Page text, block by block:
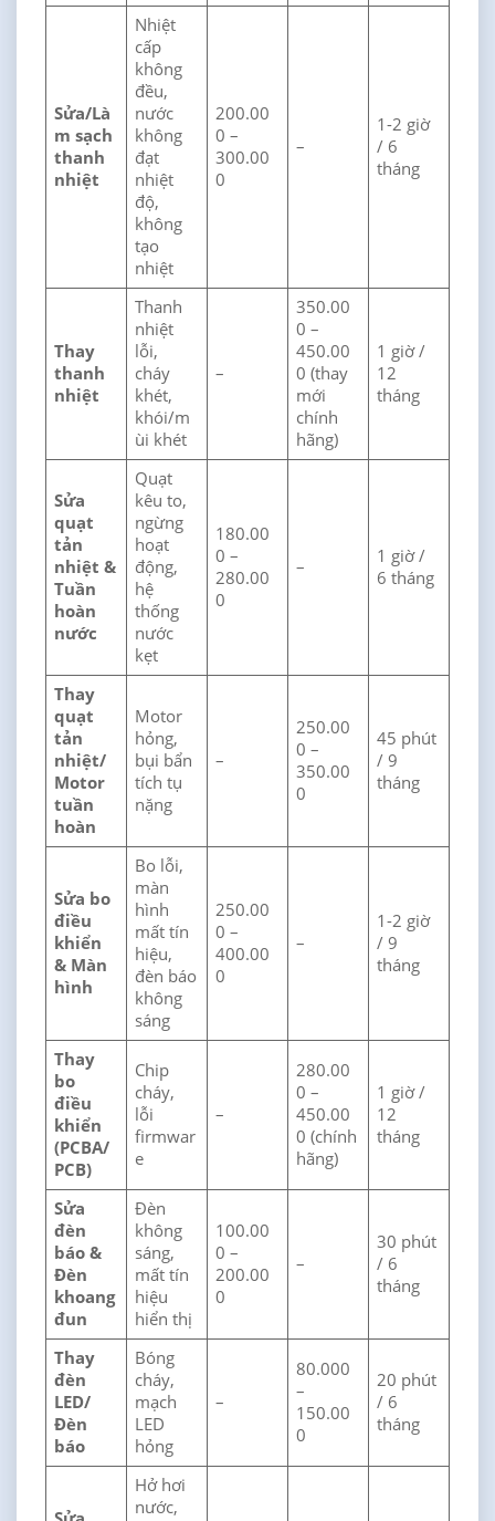
Sửa/Là
m sạch
thanh
nhiệt
Nhiệt
cấp
không
đều,
nước
không
đạt
nhiệt
độ,
không
tạo
nhiệt
200.00
0 –
300.00
0
–
1-2 giờ
/ 6
tháng
Thay
thanh
nhiệt
Thanh
nhiệt
lỗi,
cháy
khét,
khói/m
ùi khét
–
350.00
0 –
450.00
0 (thay
mới
chính
hãng)
1 giờ /
12
tháng
Sửa
quạt
tản
nhiệt &
Tuần
hoàn
nước
Quạt
kêu to,
ngừng
hoạt
động,
hệ
thống
nước
kẹt
180.00
0 –
280.00
0
–
1 giờ /
6 tháng
Thay
quạt
tản
nhiệt/
Motor
tuần
hoàn
Motor
hỏng,
bụi bẩn
tích tụ
nặng
–
250.00
0 –
350.00
0
45 phút
/ 9
tháng
Sửa bo
điều
khiển
& Màn
hình
Bo lỗi,
màn
hình
mất tín
hiệu,
đèn báo
không
sáng
250.00
0 –
400.00
0
–
1-2 giờ
/ 9
tháng
Thay
bo
điều
khiển
(PCBA/
PCB)
Chip
cháy,
lỗi
firmwar
e
–
280.00
0 –
450.00
0 (chính
hãng)
1 giờ /
12
tháng
Sửa
đèn
báo &
Đèn
khoang
đun
Đèn
không
sáng,
mất tín
hiệu
hiển thị
100.00
0 –
200.00
0
–
30 phút
/ 6
tháng
Thay
đèn
LED/
Đèn
báo
Bóng
cháy,
mạch
LED
hỏng
–
80.000
–
150.00
0
20 phút
/ 6
tháng
Hở hơi
nước,